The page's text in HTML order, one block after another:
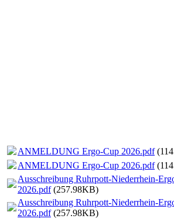
ANMELDUNG Ergo-Cup 2026.pdf
ANMELDUNG Ergo-Cup 2026.pdf
Ausschreibung Ruhrpott-Niederrhein-
2026.pdf(257.98KB)
Ausschreibung Ruhrpott-Niederrhein-
2026.pdf(257.98KB)